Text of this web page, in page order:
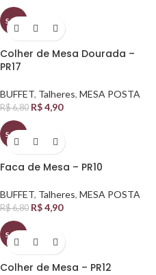
SALE
Colher de Mesa Dourada –
PR17
BUFFET, Talheres, MESA POSTA
R$6,80 R$4,90
SALE
Faca de Mesa – PR10
BUFFET, Talheres, MESA POSTA
R$6,80 R$4,90
SALE
Colher de Mesa – PR12